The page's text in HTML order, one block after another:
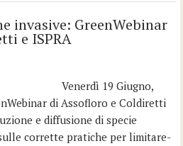
invasive: GreenWebinar
e ISPRA
Venerdì 19 Giugno,
di Assofloro e Coldiretti
e diffusione di specie
corrette pratiche per limitare-